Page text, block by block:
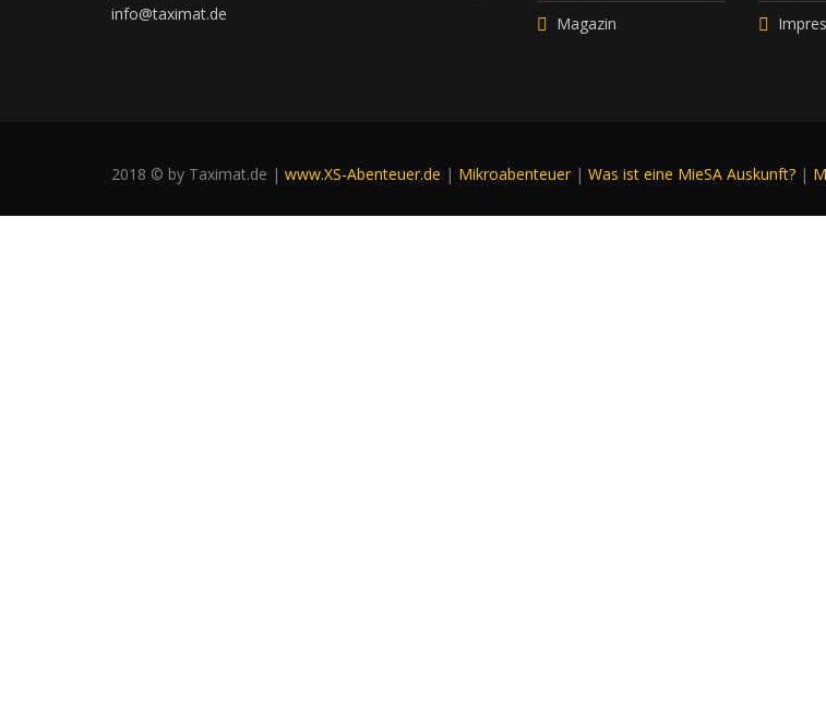
info@taximat.de
Magazin
2018 © by Taximat.de | www.XS-Abenteuer.de | Mikroabenteuer | Was ist eine MieSA Auskunft? |